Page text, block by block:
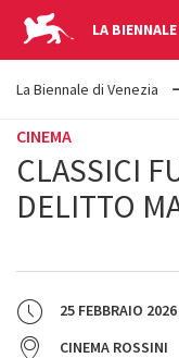
LA
YOUR
ARE
La Biennale di Venezia
CINEMA
CLASSICI
DELITTO
25 FEBBRAIO 2026
CINEMA ROSSINI